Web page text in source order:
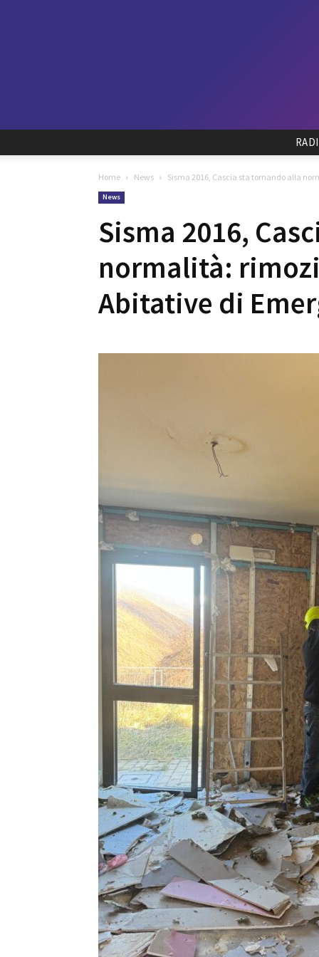
Home News Sisma 2016, Cascia sta tornando alla
News
Sisma 2016,
normalità:
Abitative di